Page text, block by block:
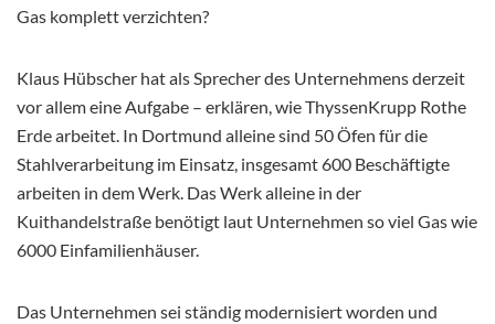
Gas komplett verzichten?
Klaus Hübscher hat als Sprecher des Unternehmens derzeit
vor allem eine Aufgabe – erklären, wie ThyssenKrupp Rothe
Erde arbeitet. In Dortmund alleine sind 50 Öfen für die
Stahlverarbeitung im Einsatz, insgesamt 600 Beschäftigte
arbeiten in dem Werk. Das Werk alleine in der
Kuithandelstraße benötigt laut Unternehmen so viel Gas wie
6000 Einfamilienhäuser.
Das Unternehmen sei ständig modernisiert worden und